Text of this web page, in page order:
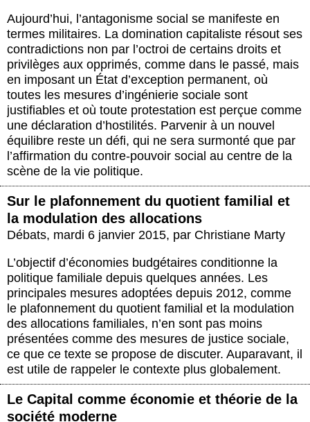
Aujourd’hui, l’antagonisme social se manifeste en
termes militaires. La domination capitaliste résout ses
contradictions non par l’octroi de certains droits et
privilèges aux opprimés, comme dans le passé, mais
en imposant un État ​​d’exception permanent, où
toutes les mesures d’ingénierie sociale sont
justifiables et où toute protestation est perçue comme
une déclaration d’hostilités. Parvenir à un nouvel
équilibre reste un défi, qui ne sera surmonté que par
l’affirmation du contre-pouvoir social au centre de la
scène de la vie politique.
Sur le plafonnement du quotient familial et
la modulation des allocations
Débats, mardi 6 janvier 2015, par Christiane Marty
L’objectif d’économies budgétaires conditionne la
politique familiale depuis quelques années. Les
principales mesures adoptées depuis 2012, comme
le plafonnement du quotient familial et la modulation
des allocations familiales, n’en sont pas moins
présentées comme des mesures de justice sociale,
ce que ce texte se propose de discuter. Auparavant, il
est utile de rappeler le contexte plus globalement.
Le Capital comme économie et théorie de la
société moderne